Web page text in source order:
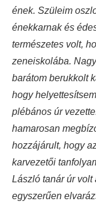
ének. Szüleim
énekkarnak és
természetes volt,
zeneiskolába.
barátom berukkolt
hogy
plébános úr
hamarosan
hozzájárult, hogy
karvezetői
László tanár úr volt
egyszerűen